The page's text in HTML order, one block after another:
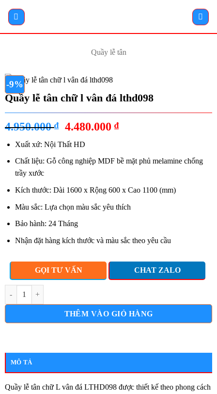
Quầy lễ tân
-9%
Quầy lễ tân chữ l vân đá lthd098
4.950.000₫
Giá
gốc
là:
4.950.000 ₫.
4.480.000₫Giá
là:
Xuất xứ: Nội Thất HD
Chất liệu: Gỗ công nghiệp MDF bề mặt phủ melamine chống
trầy xước
Kích thước: Dài 1600 x Rộng 600 x Cao 1100 (mm)
Màu sắc: Lựa chọn màu sắc yêu thích
Bảo hành: 24 Tháng
Nhận đặt hàng kích thước và màu sắc theo yêu cầu
GỌI TƯ VẤN CHAT ZALO
THÊM VÀO GIỎ HÀNG
MÔ TẢ
Quầy lễ tân chữ L vân đá LTHD098 được thiết kế theo phong cách